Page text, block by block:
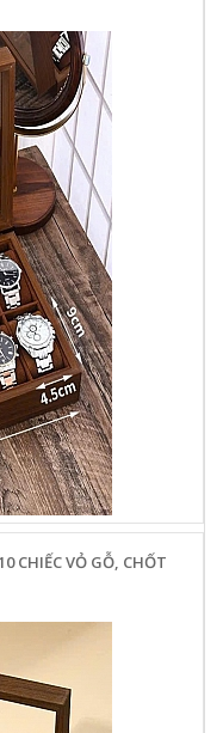
CHIẾC VỎ GỖ, CHỐT